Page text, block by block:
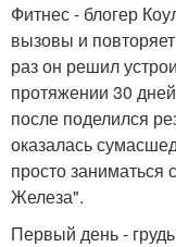
Фитнес - блогер
вызовы и
раз он решил
протяжении 30
после поделился
оказалась
просто заниматься
Железа".
Первый день -